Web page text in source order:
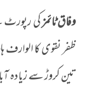
وفاق ٹائمزکی رپورٹ
ظفر نقوی کا
تین کروڑ سے زیادہ